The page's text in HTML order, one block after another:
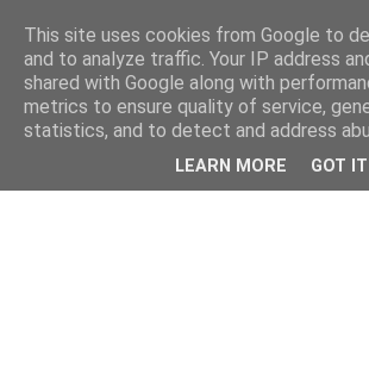
kristietim
viss, kas jāzin kristietim
This site uses cookies from Google to
and to analyze traffic. Your IP address
shared with Google along with
metrics to ensure quality of service,
statistics, and to detect and address
LEARN MORE GOT IT